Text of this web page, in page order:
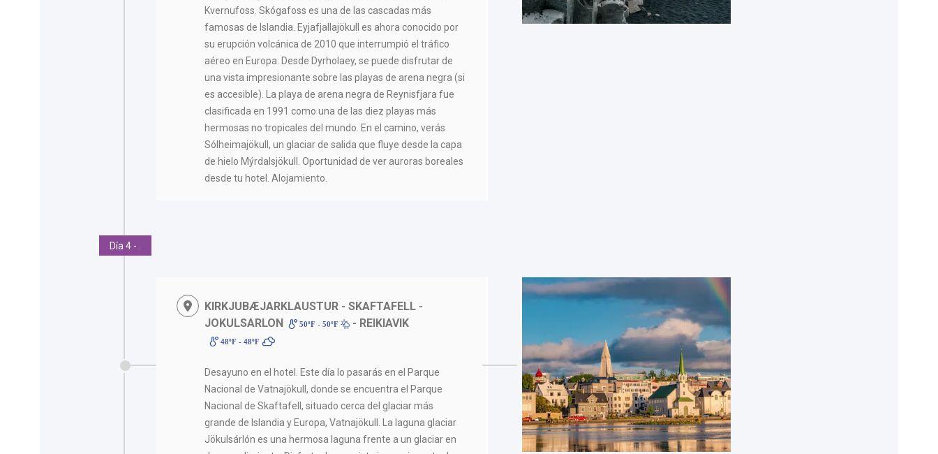
Kvernufoss. Skógafoss es una de las cascadas más
famosas de Islandia. Eyjafjallajökull es ahora conocido por
su erupción volcánica de 2010 que interrumpió el tráfico
aéreo en Europa. Desde Dyrholaey, se puede disfrutar de
una vista impresionante sobre las playas de arena negra (si
es accesible). La playa de arena negra de Reynisfjara fue
clasificada en 1991 como una de las diez playas más
hermosas no tropicales del mundo. En el camino, verás
Sólheimajökull, un glaciar de salida que fluye desde la capa
de hielo Mýrdalsjökull. Oportunidad de ver auroras boreales
desde tu hotel. Alojamiento.
Día 4 - .
KIRKJUBÆJARKLAUSTUR - SKAFTAFELL -
JOKULSARLON
50ºF - 50ºF - REIKIAVIK
48ºF - 48ºF
Desayuno en el hotel. Este día lo pasarás en el Parque
Nacional de Vatnajökull, donde se encuentra el Parque
Nacional de Skaftafell, situado cerca del glaciar más
grande de Islandia y Europa, Vatnajökull. La laguna glaciar
Jökulsárlón es una hermosa laguna frente a un glaciar en